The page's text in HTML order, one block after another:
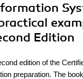
Edition
edition of the
preparation. The